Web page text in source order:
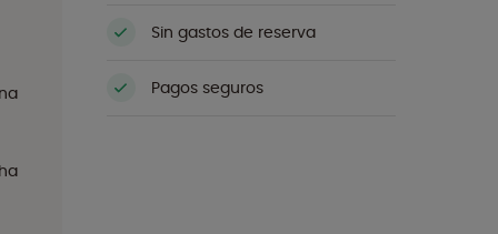
Sin gastos de reserva
Pagos seguros